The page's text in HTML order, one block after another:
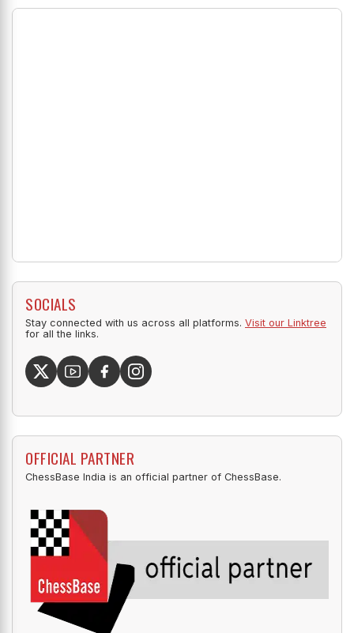
SOCIALS
Stay connected with us across all platforms. Visit our Linktree
for all the links.
OFFICIAL PARTNER
ChessBase India is an official partner of ChessBase.